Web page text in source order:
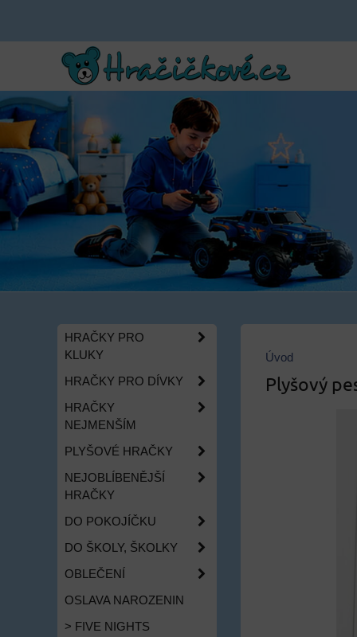
Úvod
Plyšový
HRAČKY PRO
KLUKY
HRAČKY PRO DÍVKY
HRAČKY
NEJMENŠÍM
PLYŠOVÉ HRAČKY
NEJOBLÍBENĚJŠÍ
HRAČKY
DO POKOJÍČKU
DO ŠKOLY, ŠKOLKY
OBLEČENÍ
OSLAVA NAROZENIN
> FIVE NIGHTS